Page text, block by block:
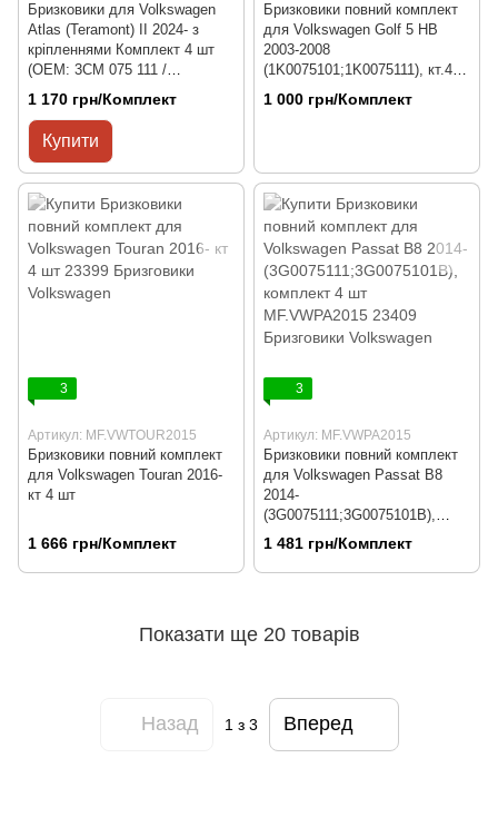
Бризковики для Volkswagen
Atlas (Teramont) II 2024- з
кріпленнями Комплект 4 шт
(OEM: 3CM 075 111 /
3CM075111 3CM 075 101 /
3CM075101)
1 170 грн/Комплект
Купити
Бризковики повний комплект
для Volkswagen Golf 5 HB
2003-2008
(1K0075101;1K0075111), кт.4
шт MF.VWGO0308
1 000 грн/Комплект
3
Артикул: MF.VWTOUR2015
Бризковики повний комплект
для Volkswagen Touran 2016-
кт 4 шт
1 666 грн/Комплект
3
Артикул: MF.VWPA2015
Бризковики повний комплект
для Volkswagen Passat B8
2014-
(3G0075111;3G0075101B),
комплект 4 шт MF.VWPA2015
1 481 грн/Комплект
Показати ще 20 товарів
Назад 1 з 3 Вперед